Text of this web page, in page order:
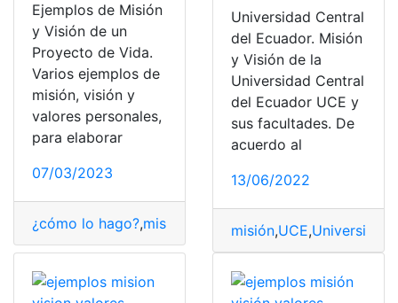
Ejemplos de Misión
y Visión de un
Proyecto de Vida.
Varios ejemplos de
misión, visión y
valores personales,
para elaborar
07/03/2023
¿cómo lo hago?,misión Misión y visión
Universidad Central
del Ecuador. Misión
y Visión de la
Universidad Central
del Ecuador UCE y
sus facultades. De
acuerdo al
13/06/2022
misión,UCE,Universidad